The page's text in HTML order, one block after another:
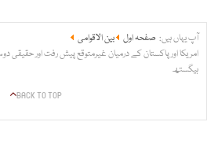
آپ یہاں ہیں: صفحہ اول
بین الاقوامی
امریکا اور پاکستان کے درمیان غیرمتوقع پیش رفت اور حقیقی
ہیگستھ
BACK TO TOP